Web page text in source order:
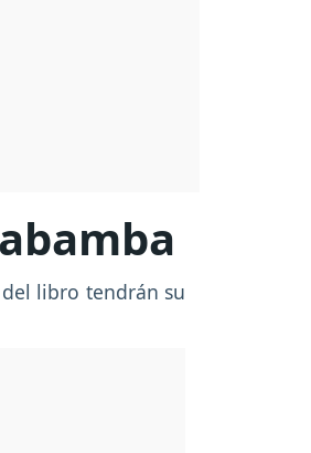
del libro tendrán su